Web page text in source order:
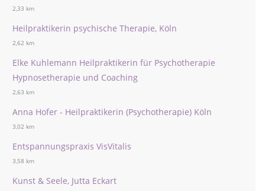
2,33 km
Heilpraktikerin psychische Therapie, Köln
2,62 km
Elke Kuhlemann Heilpraktikerin für Psychotherapie
Hypnosetherapie und Coaching
2,63 km
Anna Hofer - Heilpraktikerin (Psychotherapie) Köln
3,02 km
Entspannungspraxis VisVitalis
3,58 km
Kunst & Seele, Jutta Eckart